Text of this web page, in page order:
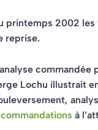
printemps 2002 les
reprise.
Lochu illustrait
à